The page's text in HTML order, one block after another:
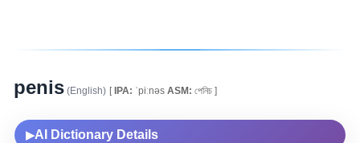
penis (English) [IPA: ˈpiːnəs ASM: পেনিচ ]
▶AI Dictionary Details